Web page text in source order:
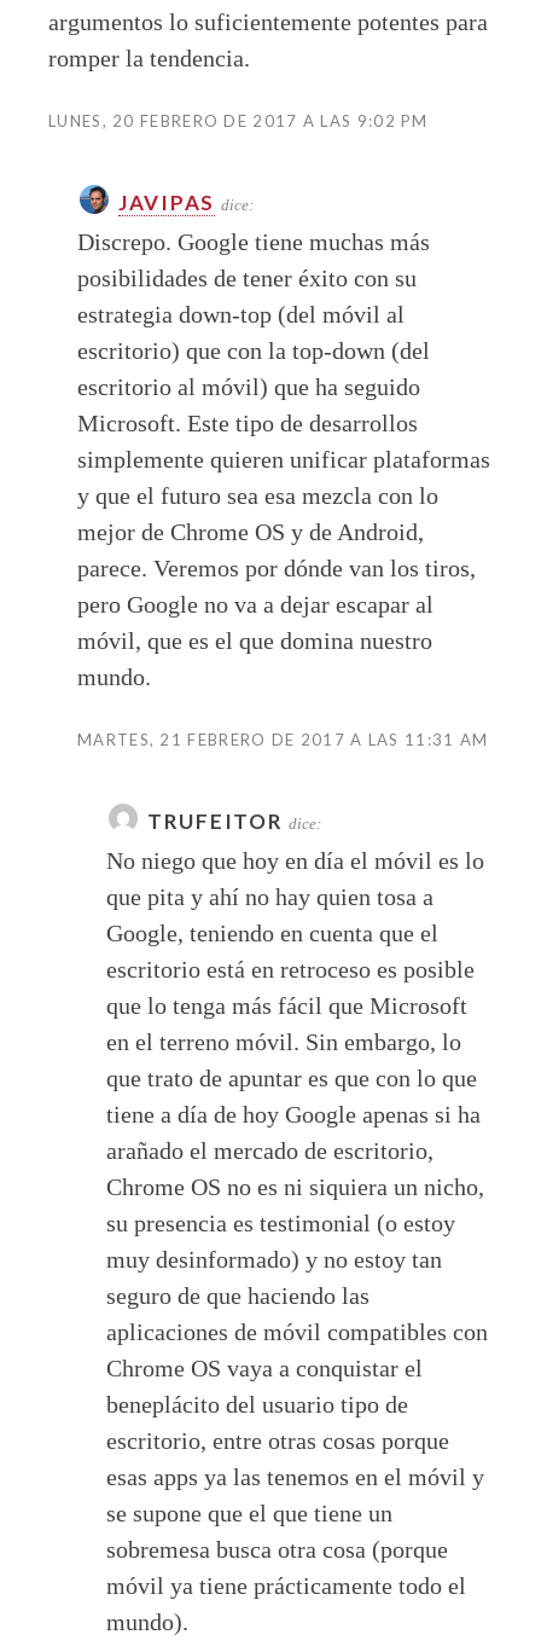
argumentos lo suficientemente potentes para
romper la tendencia.
LUNES, 20 FEBRERO DE 2017 A LAS 9:02 PM
JAVIPAS dice:
Discrepo. Google tiene muchas más
posibilidades de tener éxito con su
estrategia down-top (del móvil al
escritorio) que con la top-down (del
escritorio al móvil) que ha seguido
Microsoft. Este tipo de desarrollos
simplemente quieren unificar plataformas
y que el futuro sea esa mezcla con lo
mejor de Chrome OS y de Android,
parece. Veremos por dónde van los tiros,
pero Google no va a dejar escapar al
móvil, que es el que domina nuestro
mundo.
MARTES, 21 FEBRERO DE 2017 A LAS 11:31 AM
TRUFEITOR dice:
No niego que hoy en día el móvil es lo
que pita y ahí no hay quien tosa a
Google, teniendo en cuenta que el
escritorio está en retroceso es posible
que lo tenga más fácil que Microsoft
en el terreno móvil. Sin embargo, lo
que trato de apuntar es que con lo que
tiene a día de hoy Google apenas si ha
arañado el mercado de escritorio,
Chrome OS no es ni siquiera un nicho,
su presencia es testimonial (o estoy
muy desinformado) y no estoy tan
seguro de que haciendo las
aplicaciones de móvil compatibles con
Chrome OS vaya a conquistar el
beneplácito del usuario tipo de
escritorio, entre otras cosas porque
esas apps ya las tenemos en el móvil y
se supone que el que tiene un
sobremesa busca otra cosa (porque
móvil ya tiene prácticamente todo el
mundo).